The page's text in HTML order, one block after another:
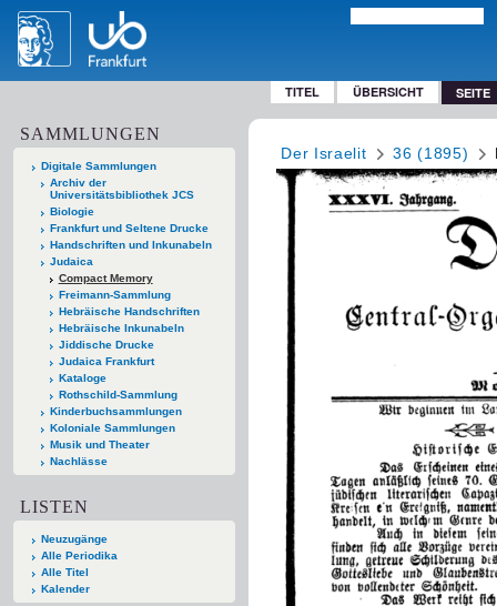
TITEL ÜBERSICHT SEITE
SAMMLUNGEN
Digitale Sammlungen
Archiv der
Universitätsbibliothek JCS
Biologie
Frankfurt und Seltene Drucke
Handschriften und Inkunabeln
Judaica
Compact Memory
Freimann-Sammlung
Hebräische Handschriften
Hebräische Inkunabeln
Jiddische Drucke
Judaica Frankfurt
Kataloge
Rothschild-Sammlung
Kinderbuchsammlungen
Koloniale Sammlungen
Musik und Theater
Nachlässe
LISTEN
Neuzugänge
Alle Periodika
Alle Titel
Kalender
Der Israelit 36 (1895)